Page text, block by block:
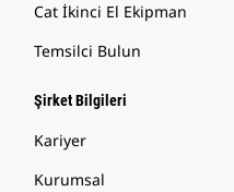
Cat İkinci El Ekipman
Temsilci Bulun
Şirket Bilgileri
Kariyer
Kurumsal